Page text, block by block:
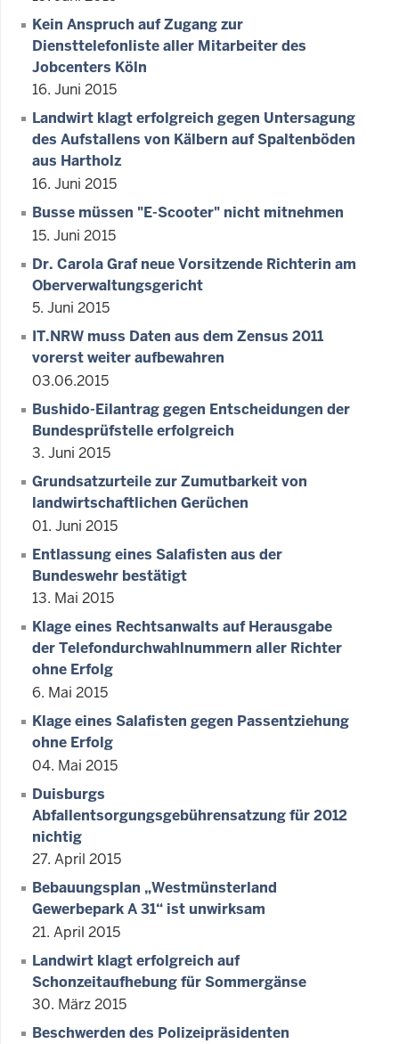
Kein Anspruch auf Zugang zur
Diensttelefonliste aller Mitarbeiter des
Jobcenters Köln
16. Juni 2015
Landwirt klagt erfolgreich gegen Untersagung
des Aufstallens von Kälbern auf Spaltenböden
aus Hartholz
16. Juni 2015
Busse müssen "E-Scooter" nicht mitnehmen
15. Juni 2015
Dr. Carola Graf neue Vorsitzende Richterin am
Oberverwaltungsgericht
5. Juni 2015
IT.NRW muss Daten aus dem Zensus 2011
vorerst weiter aufbewahren
03.06.2015
Bushido-Eilantrag gegen Entscheidungen der
Bundesprüfstelle erfolgreich
3. Juni 2015
Grundsatzurteile zur Zumutbarkeit von
landwirtschaftlichen Gerüchen
01. Juni 2015
Entlassung eines Salafisten aus der
Bundeswehr bestätigt
13. Mai 2015
Klage eines Rechtsanwalts auf Herausgabe
der Telefondurchwahlnummern aller Richter
ohne Erfolg
6. Mai 2015
Klage eines Salafisten gegen Passentziehung
ohne Erfolg
04. Mai 2015
Duisburgs
Abfallentsorgungsgebührensatzung für 2012
nichtig
27. April 2015
Bebauungsplan „Westmünsterland
Gewerbepark A 31“ ist unwirksam
21. April 2015
Landwirt klagt erfolgreich auf
Schonzeitaufhebung für Sommergänse
30. März 2015
Beschwerden des Polizeipräsidenten